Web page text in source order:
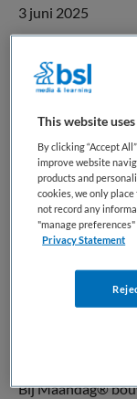
3 juni 2025
Niet nader bepaald
Vacature
Deze vacature
actueel.
voor u wellicht
Bij Maandag®
This website
By clicking “Accept
improve website
products and
cookies, we only
not record any
"manage preferences"
Privacy Statement